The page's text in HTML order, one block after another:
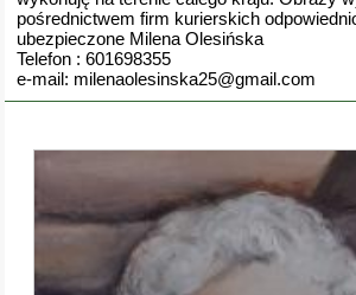
pośrednictwem firm kurierskich
ubezpieczone Milena Olesińska
Telefon : 601698355
e-mail: milenaolesinska25@gmail.com